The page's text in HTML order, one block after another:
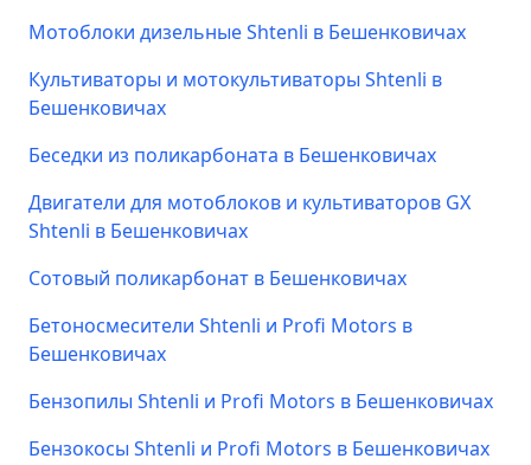
Мотоблоки дизельные Shtenli в Бешенковичах
Культиваторы и мотокультиваторы Shtenli в
Бешенковичах
Беседки из поликарбоната в Бешенковичах
Двигатели для мотоблоков и культиваторов GX
Shtenli в Бешенковичах
Сотовый поликарбонат в Бешенковичах
Бетоносмесители Shtenli и Profi Motors в
Бешенковичах
Бензопилы Shtenli и Profi Motors в Бешенковичах
Бензокосы Shtenli и Profi Motors в Бешенковичах